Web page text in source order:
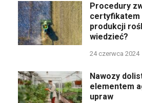
Procedury
certyfikatem
produkcji
wiedzieć?
24 czerwca 2024
Nawozy
elementem
upraw